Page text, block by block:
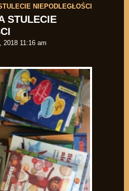
NIEPODLEGŁOŚCI
STULECIE
2018 11:16 am